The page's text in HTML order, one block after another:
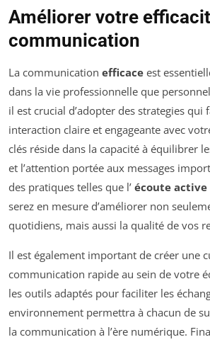
Améliorer votre
communication
La communication efficace est
dans la vie professionnelle que
il est crucial d’adopter des strategies qui
interaction claire et engageante avec
clés réside dans la capacité à équilibrer
et l’attention portée aux messages
des pratiques telles que l’ écoute active
serez en mesure d’améliorer non
quotidiens, mais aussi la qualité de vos
Il est également important de créer une
communication rapide au sein de votre
les outils adaptés pour faciliter les
environnement permettra à chacun de
la communication à l’ère numérique.